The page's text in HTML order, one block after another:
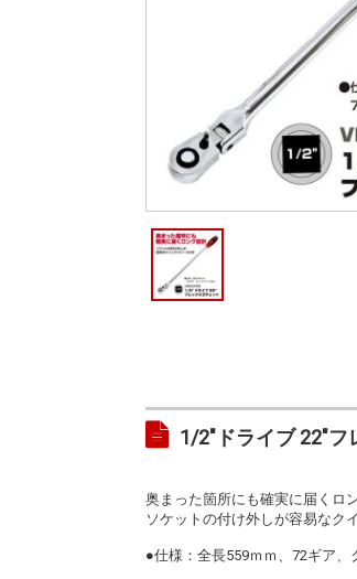
1/2"ドライブ 22"フ
奥まった箇所にも確実に届くロ
ソケットの付け外しが容易なク
●仕様：全長559ｍｍ、72ギア、